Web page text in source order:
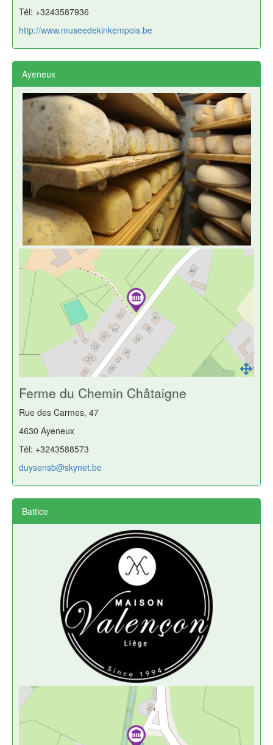
Tél: +3243587936
http://www.museedekinkempois.be
Ayeneux
Ferme du Chemin Châtaigne
Rue des Carmes, 47
4630 Ayeneux
Tél: +3243588573
duysensb@skynet.be
Battice